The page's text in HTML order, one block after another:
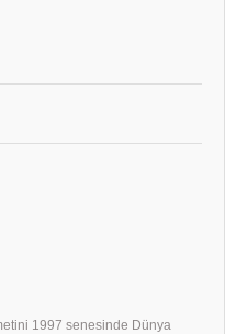
1997 senesinde Dünya